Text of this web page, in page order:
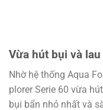
Vừa hút bụi và
Nhờ hệ thống Aqua
plorer Serie 60 vừa
bụi bẩn nhỏ nhất và